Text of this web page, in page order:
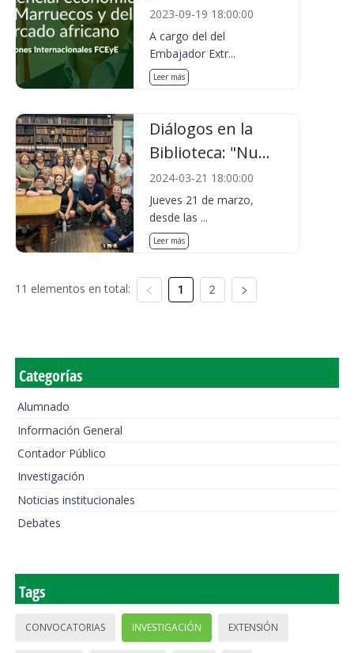
2023-09-19 18:00:00
A cargo del del
Embajador Extr...
Leer más
Diálogos en la
Biblioteca: "Nu...
2024-03-21 18:00:00
Jueves 21 de marzo,
desde las ...
Leer más
11 elementos en total: 1 2
Categorías
Alumnado
Información General
Contador Público
Investigación
Noticias institucionales
Debates
Tags
CONVOCATORIAS INVESTIGACIÓN EXTENSIÓN